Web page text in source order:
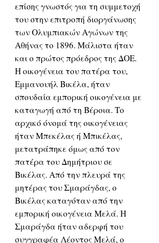
επίσης γνωστός για τη συμμετοχή
του στην επιτροπή διοργάνωσης
των Ολυμπιακών Αγώνων της
Αθήνας το 1896. Μάλιστα ήταν
και ο πρώτος πρόεδρος της ΔΟΕ.
Η οικογένεια του πατέρα του,
Εμμανουήλ Βικέλα, ήταν
σπουδαία εμπορική οικογένεια με
καταγωγή από τη Βέροια. Το
αρχικό όνομά της οικογένειας
ήταν Μπεκέλας ή Μπικέλας,
μετατράπηκε όμως από τον
πατέρα του Δημήτριου σε
Βικέλας. Από την πλευρά της
μητέρας του Σμαράγδας, ο
Βικέλας καταγόταν από την
εμπορική οικογένεια Μελά. Η
Σμαράγδα ήταν αδερφή του
συγγραφέα Λέοντος Μελά, ο